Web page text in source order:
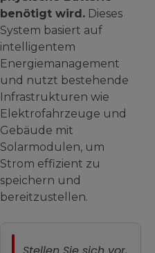
benötigt wird. Dieses
System basiert auf
intelligentem
Energiemanagement
und nutzt bestehende
Infrastrukturen wie
Elektrofahrzeuge und
Gebäude mit
Solarmodulen, um
Strom effizient zu
speichern und
bereitzustellen.